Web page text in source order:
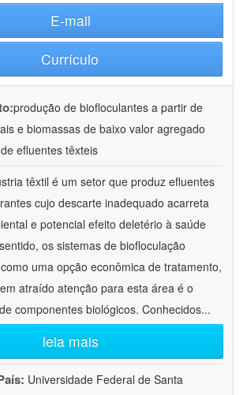
E-mail
Currículo
produção de biofloculantes a partir de
e biomassas de baixo valor agregado
efluentes têxteis
têxtil é um setor que produz efluentes
cujo descarte inadequado acarreta
e potencial efeito deletério à saúde
os sistemas de biofloculação
uma opção econômica de tratamento,
atraído atenção para esta área é o
componentes biológicos. Conhecidos...
leia mais
Universidade Federal de Santa